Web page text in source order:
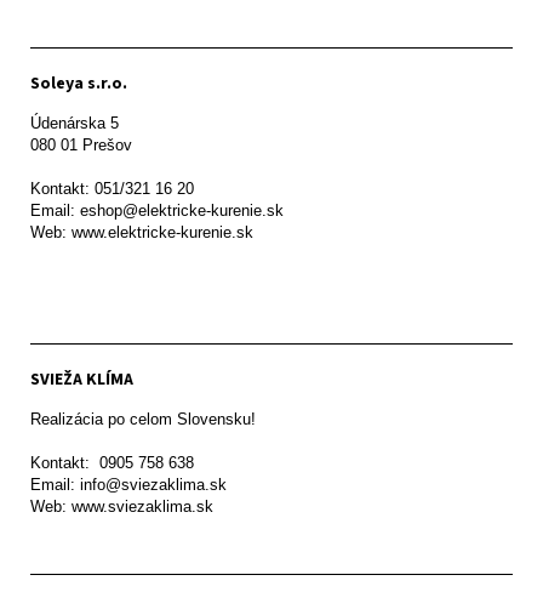
Soleya s.r.o.
Údenárska 5
080 01 Prešov
Kontakt: 051/321 16 20
Email: eshop@elektricke-kurenie.sk
Web: www.elektricke-kurenie.sk
SVIEŽA KLÍMA
Realizácia po celom Slovensku!
Kontakt:  0905 758 638
Email: info@sviezaklima.sk
Web: www.sviezaklima.sk